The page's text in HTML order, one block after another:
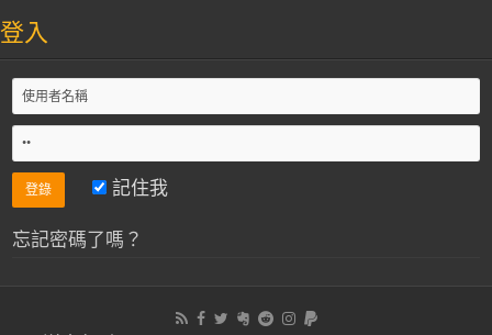
登入
記住我
忘記密碼了嗎？